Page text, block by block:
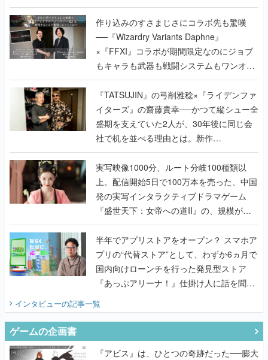
作り込みのすさまじさにコラボ先も驚嘆
──『Wizardry Variants Daphne』
×『FFXI』コラボが期間限定なのにジョブ
もキャラも武器も戦闘システムもワンオフ
で作り込まれた理由を両ディレクターに聞
く
『TATSUJIN』の弓削雅稔×『ライデンファ
イターズ』の齋藤貴幸──かつて縦シュー全
盛期を支えていた2人が、30年後に同じ会
社で机を並べる理由とは。新作
『TATSUJIN EXTREME』で初タッグを組
んだレジェンド2人に訊く開発秘話
実写映像1000分、ルート分岐100種類以
上。配信開始5日で100万本を売った、中国
発の実写インタラクティブドラマゲーム
『盛世天下：女帝への道II』の、規模が違
うこだわりをプロデューサーに聞いた
半年でアプリストアをオープン？ スマホア
プリの“代替ストア”として、わずか6ヵ月で
国内向けローンチを行った発見型ストア
『あっぷアリーナ！』仕掛け人に話を聞い
てみた
インタビューの記事一覧
ゲームの企画書
『アビス』は、ひとつの奇跡だった──膨大